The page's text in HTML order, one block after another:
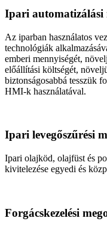
Ipari automatizálási
Az iparban használatos
technológiák
emberi mennyiségét,
előállítási költségét,
biztonságosabbá tesszük
HMI-k használatával.
Ipari levegőszűrési
Ipari olajköd, olajfüst és
kivitelezése egyedi és
Forgácskezelési